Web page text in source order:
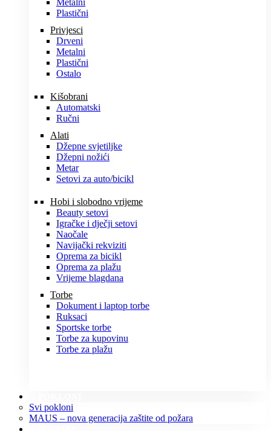
Metalni
Plastični
Privjesci
Drveni
Metalni
Plastični
Ostalo
Kišobrani
Automatski
Ručni
Alati
Džepne svjetiljke
Džepni nožići
Metar
Setovi za auto/bicikl
Hobi i slobodno vrijeme
Beauty setovi
Igračke i dječji setovi
Naočale
Navijački rekviziti
Oprema za bicikl
Oprema za plažu
Vrijeme blagdana
Torbe
Dokument i laptop torbe
Ruksaci
Sportske torbe
Torbe za kupovinu
Torbe za plažu
Svi pokloni
MAUS – nova generacija zaštite od požara